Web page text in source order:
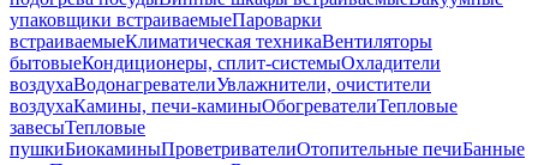
упаковщики встраиваемыеПароварки
встраиваемыеКлиматическая техникаВентиляторы
бытовыеКондиционеры, сплит-системыОхладители
воздухаВодонагревателиУвлажнители, очистители
воздухаКамины, печи-каминыОбогревателиТепловые
завесыТепловые
пушкиБиокаминыПроветривателиОтопительные печиБанные